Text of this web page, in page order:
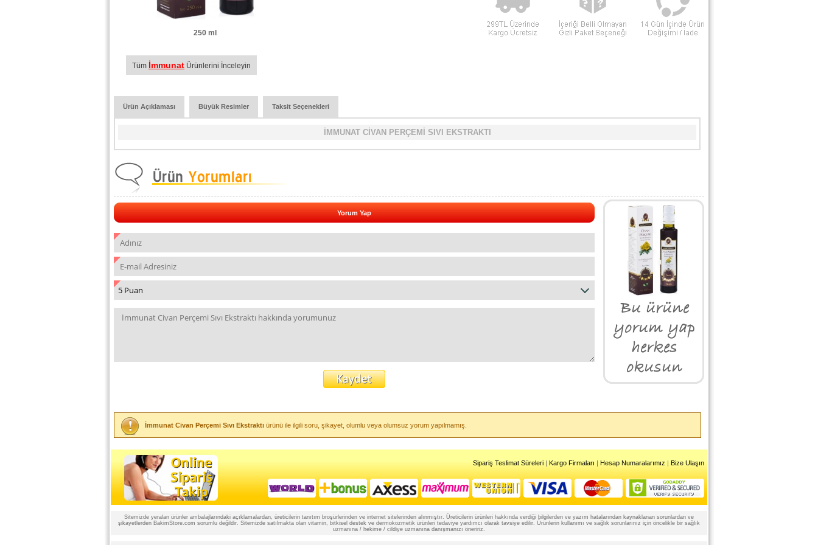
250 ml
Tüm İmmunat Ürünlerini İnceleyin
Ürün Açıklaması Büyük Resimler Taksit Seçenekleri
İMMUNAT CİVAN PERÇEMİ SIVI EKSTRAKTI
Yorum Yap
İmmunat Civan Perçemi Sıvı Ekstraktı ürünü ile ilgili soru, şikayet, olumlu veya olumsuz yorum yapılmamış.
Sipariş Teslimat Süreleri | Kargo Firmaları | Hesap Numaralarımız | Bize Ulaşın
Sitemizde yeralan ürünler ambalajlarındaki açıklamalardan, üreticilerin tanıtım broşürlerinden ve internet sitelerinden alınmıştır. Üreticilerin ürünleri hakkında verdiği bilgilerden ve yazım hatalarından kaynaklanan sorunlardan ve
şikayetlerden BakimStore.com sorumlu değildir. Sitemizde satılmakta olan vitamin, bitkisel destek ve dermokozmetik ürünleri tedaviye yardımcı olarak tavsiye edilir. Ürünlerin kullanımı ve sağlık sorunlarınız için öncelikle bir sağlık
uzmanına / hekime / cildiye uzmanına danışmanızı öneririz.